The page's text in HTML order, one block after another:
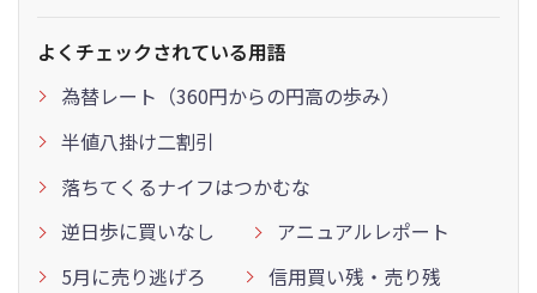
よくチェックされている用語
為替レート（360円からの円高の歩み）
半値八掛け二割引
落ちてくるナイフはつかむな
逆日歩に買いなし
アニュアルレポート
5月に売り逃げろ
信用買い残・売り残